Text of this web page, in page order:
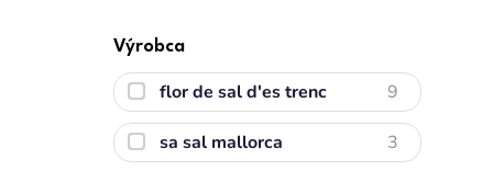
Výrobca
flor de sal d'es trenc 9
sa sal mallorca 3